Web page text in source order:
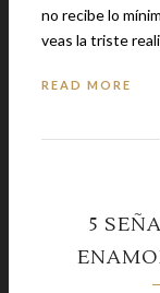
no recibe lo
READ MORE
5